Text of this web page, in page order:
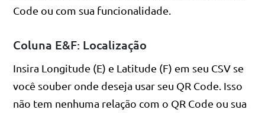
Code ou com sua funcionalidade.
Coluna E&F: Localização
Insira Longitude (E) e Latitude (F) em seu CSV se
você souber onde deseja usar seu QR Code. Isso
não tem nenhuma relação com o QR Code ou sua